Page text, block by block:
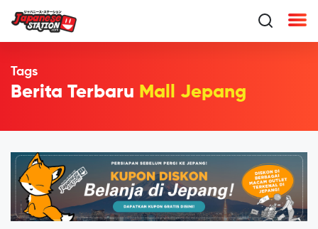
Tags
Berita Terbaru Mall Jepang